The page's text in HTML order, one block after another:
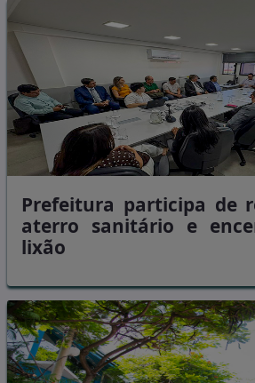
Prefeitura participa de
aterro sanitário e
lixão